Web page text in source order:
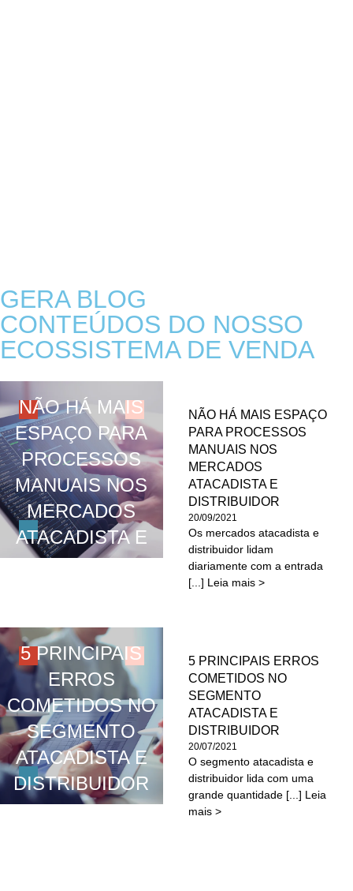
GERA BLOG
CONTEÚDOS DO NOSSO
ECOSSISTEMA DE VENDA
NÃO HÁ MAIS
ESPAÇO PARA
PROCESSOS
MANUAIS NOS
MERCADOS
ATACADISTA E
DISTRIBUIDOR
NÃO HÁ MAIS ESPAÇO
PARA PROCESSOS
MANUAIS NOS
MERCADOS
ATACADISTA E
DISTRIBUIDOR
20/09/2021
Os mercados atacadista e
distribuidor lidam
diariamente com a entrada
[...] Leia mais >
5 PRINCIPAIS
ERROS
COMETIDOS NO
SEGMENTO
ATACADISTA E
DISTRIBUIDOR
5 PRINCIPAIS ERROS
COMETIDOS NO
SEGMENTO
ATACADISTA E
DISTRIBUIDOR
20/07/2021
O segmento atacadista e
distribuidor lida com uma
grande quantidade [...] Leia
mais >